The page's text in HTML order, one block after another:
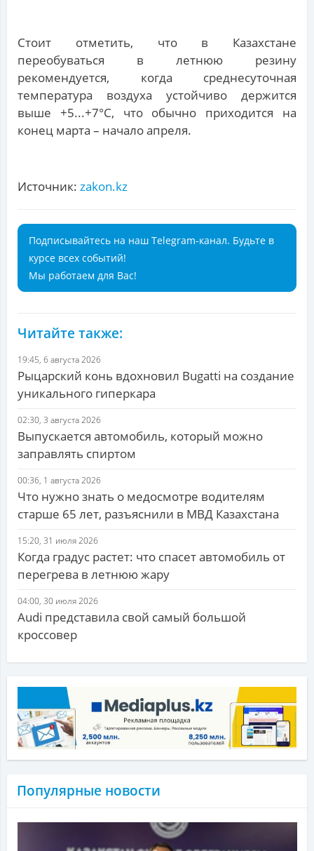
Стоит отметить, что в Казахстане
переобуваться в летнюю резину
рекомендуется, когда среднесуточная
температура воздуха устойчиво держится
выше +5...+7°C, что обычно приходится на
конец марта – начало апреля.
Источник: zakon.kz
Подписывайтесь на наш Telegram-канал. Будьте в
курсе всех событий!
Мы работаем для Вас!
Читайте также:
19:45, 6 августа 2026
Рыцарский конь вдохновил Bugatti на создание
уникального гиперкара
02:30, 3 августа 2026
Выпускается автомобиль, который можно
заправлять спиртом
00:36, 1 августа 2026
Что нужно знать о медосмотре водителям
старше 65 лет, разъяснили в МВД Казахстана
15:20, 31 июля 2026
Когда градус растет: что спасет автомобиль от
перегрева в летнюю жару
04:00, 30 июля 2026
Audi представила свой самый большой
кроссовер
Популярные новости